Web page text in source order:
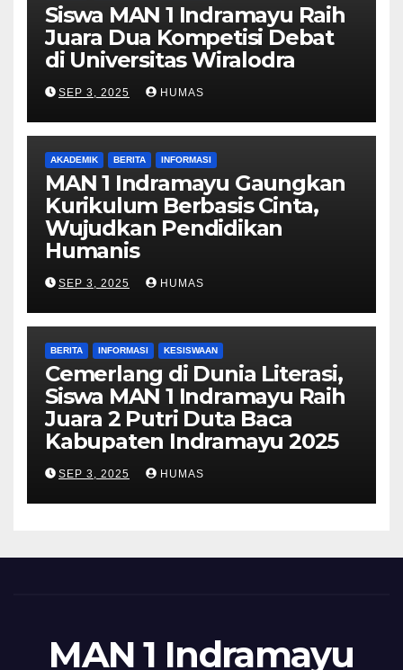
Siswa MAN 1 Indramayu Raih
Juara Dua Kompetisi Debat
di Universitas Wiralodra
SEP 3, 2025 HUMAS
AKADEMIK BERITA INFORMASI
MAN 1 Indramayu Gaungkan
Kurikulum Berbasis Cinta,
Wujudkan Pendidikan
Humanis
SEP 3, 2025 HUMAS
BERITA INFORMASI KESISWAAN
Cemerlang di Dunia Literasi,
Siswa MAN 1 Indramayu Raih
Juara 2 Putri Duta Baca
Kabupaten Indramayu 2025
SEP 3, 2025 HUMAS
MAN 1 Indramayu